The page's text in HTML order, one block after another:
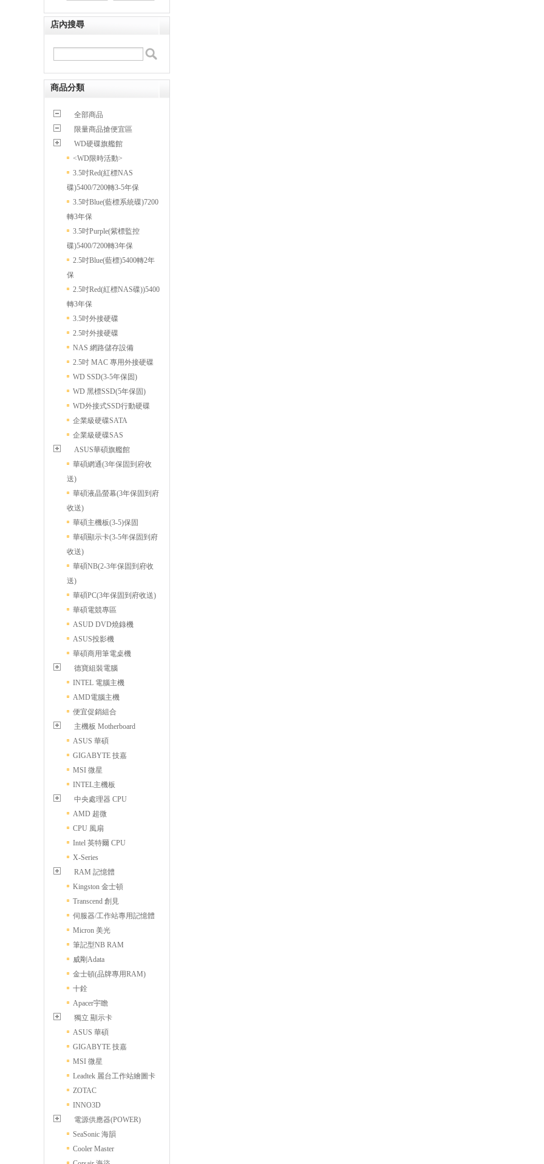
店內搜尋
商品分類
全部商品
限量商品搶便宜區
WD硬碟旗艦館
<WD限時活動>
3.5吋Red(紅標NAS
碟)5400/7200轉3-5年保
3.5吋Blue(藍標系統碟)7200
轉3年保
3.5吋Purple(紫標監控
碟)5400/7200轉3年保
2.5吋Blue(藍標)5400轉2年
保
2.5吋Red(紅標NAS碟))5400
轉3年保
3.5吋外接硬碟
2.5吋外接硬碟
NAS 網路儲存設備
2.5吋 MAC 專用外接硬碟
WD SSD(3-5年保固)
WD 黑標SSD(5年保固)
WD外接式SSD行動硬碟
企業級硬碟SATA
企業級硬碟SAS
ASUS華碩旗艦館
華碩網通(3年保固到府收
送)
華碩液晶螢幕(3年保固到府
收送)
華碩主機板(3-5)保固
華碩顯示卡(3-5年保固到府
收送)
華碩NB(2-3年保固到府收
送)
華碩PC(3年保固到府收送)
華碩電競專區
ASUD DVD燒錄機
ASUS投影機
華碩商用筆電桌機
德寶組裝電腦
INTEL 電腦主機
AMD電腦主機
便宜促銷組合
主機板 Motherboard
ASUS 華碩
GIGABYTE 技嘉
MSI 微星
INTEL主機板
中央處理器 CPU
AMD 超微
CPU 風扇
Intel 英特爾 CPU
X-Series
RAM 記憶體
Kingston 金士頓
Transcend 創見
伺服器/工作站專用記憶體
Micron 美光
筆記型NB RAM
威剛Adata
金士頓(品牌專用RAM)
十銓
Apacer宇瞻
獨立 顯示卡
ASUS 華碩
GIGABYTE 技嘉
MSI 微星
Leadtek 麗台工作站繪圖卡
ZOTAC
INNO3D
電源供應器(POWER)
SeaSonic 海韻
Cooler Master